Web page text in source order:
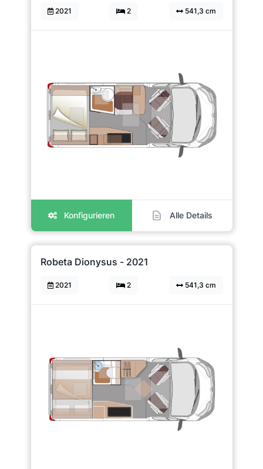
2021 2 541,3 cm
Konfigurieren Alle Details
Robeta Dionysus - 2021
2021 2 541,3 cm